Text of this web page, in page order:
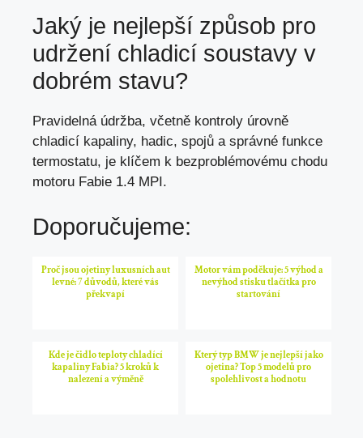
Jaký je nejlepší způsob pro
udržení chladicí soustavy v
dobrém stavu?
Pravidelná údržba, včetně kontroly úrovně
chladicí kapaliny, hadic, spojů a správné funkce
termostatu, je klíčem k bezproblémovému chodu
motoru Fabie 1.4 MPI.
Doporučujeme:
Proč jsou ojetiny luxusních aut
levné: 7 důvodů, které vás
překvapí
Motor vám poděkuje: 5 výhod a
nevýhod stisku tlačítka pro
startování
Kde je čidlo teploty chladící
kapaliny Fabia? 5 kroků k
nalezení a výměně
Který typ BMW je nejlepší jako
ojetina? Top 5 modelů pro
spolehlivost a hodnotu